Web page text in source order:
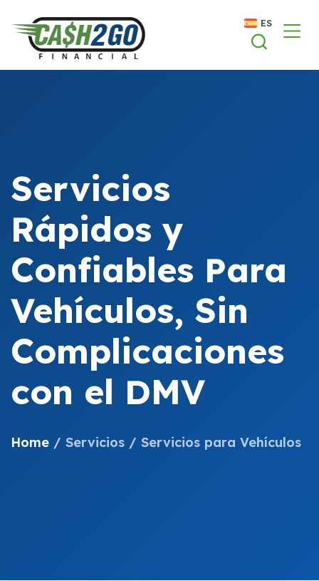
contenido
ES
Servicios
Rápidos y
Confiables Para
Vehículos, Sin
Complicaciones
con el DMV
Home / Servicios / Servicios para Vehículos